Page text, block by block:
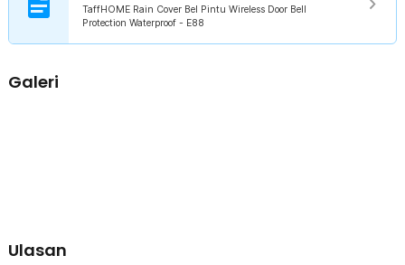
Kompatibel Berbagai Ukuran Bel
Dengan ukuran 110 x 70 x 40 mm, cover ini kompatibel dengan
berbagai merek dan model bel pintu wireless maupun sistem
kos-kosan, hingga area komersial.
TaffHOME Rain Cover Bel Pintu Wireless Door Bell
Protection Waterproof - E88
Galeri
Ulasan